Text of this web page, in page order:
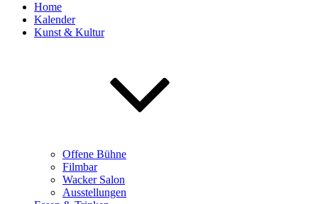
Home
Kalender
Kunst & Kultur
Offene Bühne
Filmbar
Wacker Salon
Ausstellungen